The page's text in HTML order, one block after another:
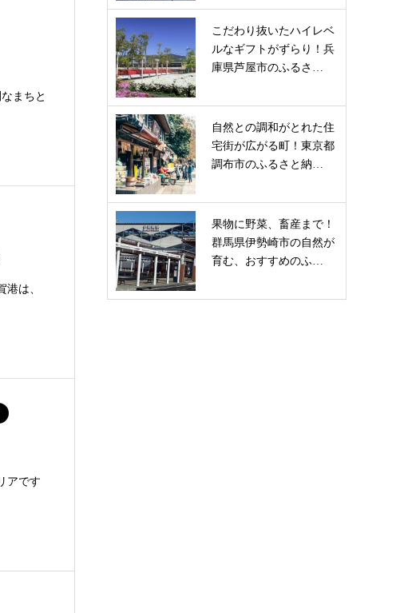
まちと
は、
アです
こだわり抜いたハイレベ
ルなギフトがずらり！兵
庫県芦屋市のふるさ…
自然との調和がとれた住
宅街が広がる町！東京都
調布市のふるさと納…
果物に野菜、畜産まで！
群馬県伊勢崎市の自然が
育む、おすすめのふ…